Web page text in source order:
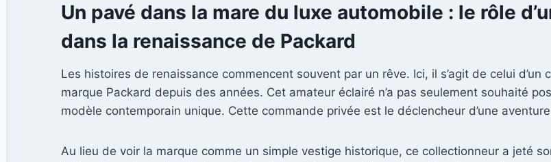
Un pavé dans la mare du luxe automobile : le rôle
dans la renaissance de Packard
Les histoires de renaissance commencent souvent par un rêve. Ici, il s’agit de celui
marque Packard depuis des années. Cet amateur éclairé n’a pas seulement souhaité
modèle contemporain unique. Cette commande privée est le déclencheur d’une
Au lieu de voir la marque comme un simple vestige historique, ce collectionneur a jeté